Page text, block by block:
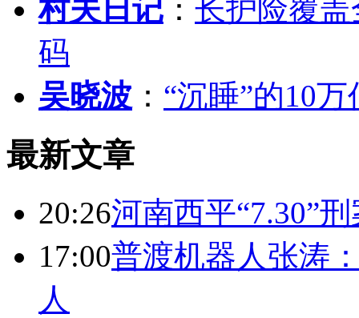
村夫日记 ： 长护险覆
码
吴晓波 ： “沉睡”的10
最新文章
20:26河南西平“7.30”
17:00普渡机器人张涛
人